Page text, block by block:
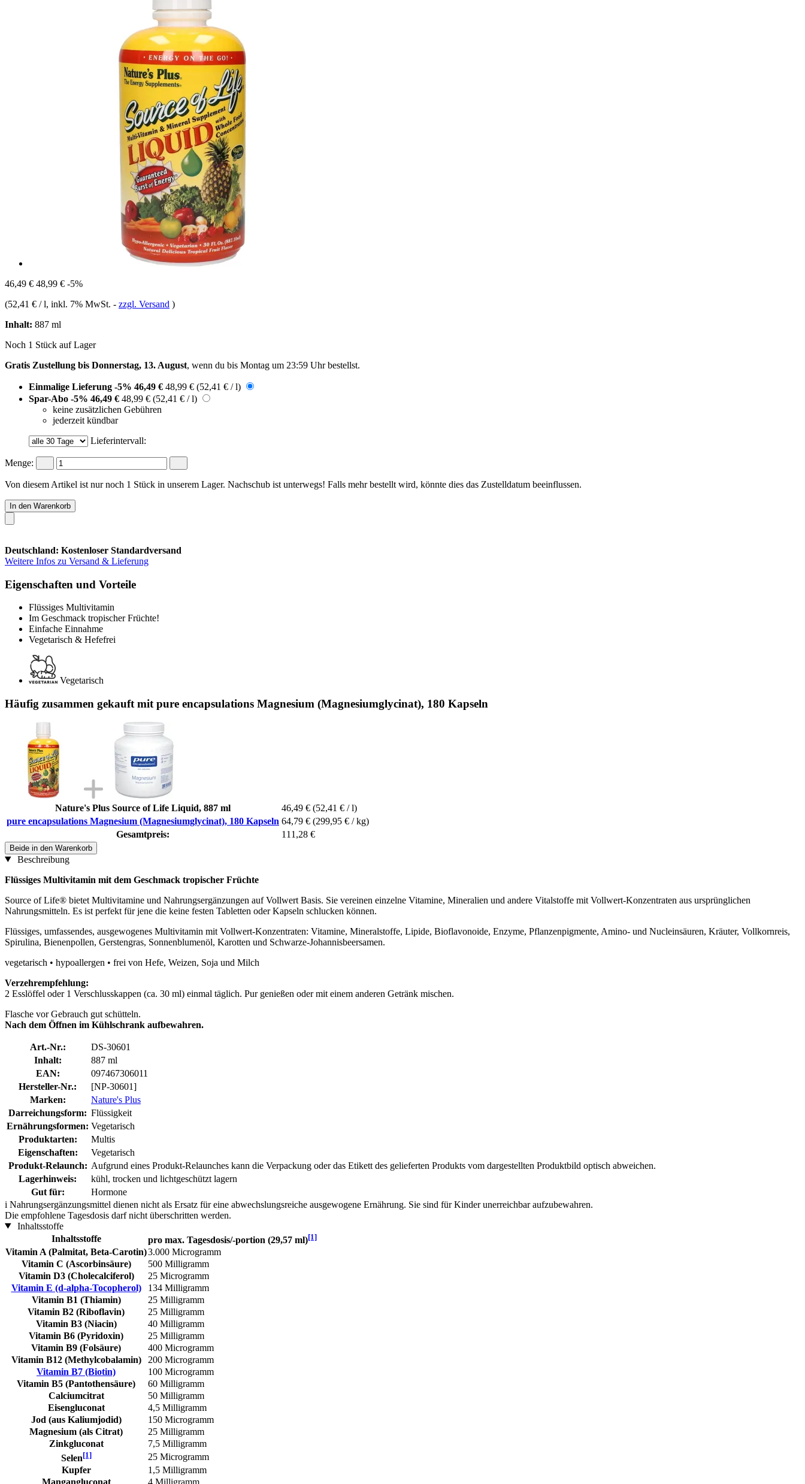
46,49 € 48,99 € -5%
(52,41 € / l, inkl. 7% MwSt. - zzgl. Versand )
Inhalt: 887 ml
Noch 1 Stück auf Lager
Gratis Zustellung bis Donnerstag, 13. August, wenn du bis Montag um 23:59 Uhrbestellst.
Einmalige Lieferung -5% 46,49 € 48,99 € (52,41 € / l)
Spar-Abo -5% 46,49 € 48,99 € (52,41 € / l)
keine zusätzlichen Gebühren
jederzeit kündbar
Lieferintervall:
Menge:
Von diesem Artikel ist nur noch 1 Stück in unserem Lager. Nachschub ist unterwegs! Falls mehr bestellt wird, könnte dies das Zustelldatum beeinflussen.
In den Warenkorb
Deutschland: Kostenloser Standardversand
Weitere Infos zu Versand & Lieferung
Eigenschaften und Vorteile
Flüssiges Multivitamin
Im Geschmack tropischer Früchte!
Einfache Einnahme
Vegetarisch & Hefefrei
Vegetarisch
Häufig zusammen gekauft mit pure encapsulations Magnesium (Magnesiumglycinat), 180 Kapseln
Nature's Plus Source of Life Liquid, 887 ml 46,49 € (52,41 € / l)
pure encapsulations Magnesium (Magnesiumglycinat), 180 Kapseln 64,79 € (299,95 € / kg)
Gesamtpreis:
111,28 €
Beide in den Warenkorb
Beschreibung
Flüssiges Multivitamin mit dem Geschmack tropischer Früchte
Source of Life® bietet Multivitamine und Nahrungsergänzungen auf Vollwert Basis. Sie vereinen einzelne Vitamine, Mineralien und andere Vitalstoffe mit Vollwert-Konzentraten aus ursprünglichen
Nahrungsmitteln. Es ist perfekt für jene die keine festen Tabletten oder Kapseln schlucken können.
Flüssiges, umfassendes, ausgewogenes Multivitamin mit Vollwert-Konzentraten: Vitamine, Mineralstoffe, Lipide, Bioflavonoide, Enzyme, Pflanzenpigmente, Amino- und Nucleinsäuren, Kräuter, Vollkornreis,
Spirulina, Bienenpollen, Gerstengras, Sonnenblumenöl, Karotten und Schwarze-Johannisbeersamen.
vegetarisch • hypoallergen • frei von Hefe, Weizen, Soja und Milch
Verzehrempfehlung:
2 Esslöffel oder 1 Verschlusskappen (ca. 30 ml) einmal täglich. Pur genießen oder mit einem anderen Getränk mischen.
Flasche vor Gebrauch gut schütteln.
Nach dem Öffnen im Kühlschrank aufbewahren.
Art.-Nr.:
DS-30601
Inhalt:
887 ml
EAN:
097467306011
Hersteller-Nr.:
[NP-30601]
Marken:
Nature's Plus
Darreichungsform: Flüssigkeit
Ernährungsformen: Vegetarisch
Produktarten:
Multis
Eigenschaften:
Vegetarisch
Produkt-Relaunch: Aufgrund eines Produkt-Relaunches kann die Verpackung oder das Etikett des gelieferten Produkts vom dargestellten Produktbild optisch abweichen.
Lagerhinweis:
kühl, trocken und lichtgeschützt lagern
Gut für:
Hormone
i Nahrungsergänzungsmittel dienen nicht als Ersatz für eine abwechslungsreiche ausgewogene Ernährung. Sie sind für Kinder unerreichbar aufzubewahren.
Die empfohlene Tagesdosis darf nicht überschritten werden.
Inhaltsstoffe
Inhaltsstoffe
pro max. Tagesdosis/-portion (29,57 ml)[1]
Vitamin A (Palmitat, Beta-Carotin)3.000 Microgramm
Vitamin C (Ascorbinsäure)
500 Milligramm
Vitamin D3 (Cholecalciferol)
25 Microgramm
Vitamin E (d-alpha-Tocopherol)
134 Milligramm
Vitamin B1 (Thiamin)
25 Milligramm
Vitamin B2 (Riboflavin)
25 Milligramm
Vitamin B3 (Niacin)
40 Milligramm
Vitamin B6 (Pyridoxin)
25 Milligramm
Vitamin B9 (Folsäure)
400 Microgramm
Vitamin B12 (Methylcobalamin)
200 Microgramm
Vitamin B7 (Biotin)
100 Microgramm
Vitamin B5 (Pantothensäure)
60 Milligramm
Calciumcitrat
50 Milligramm
Eisengluconat
4,5 Milligramm
Jod (aus Kaliumjodid)
150 Microgramm
Magnesium (als Citrat)
25 Milligramm
Zinkgluconat
7,5 Milligramm
Selen[1]
25 Microgramm
Kupfer
1,5 Milligramm
Mangangluconat
4 Milligramm